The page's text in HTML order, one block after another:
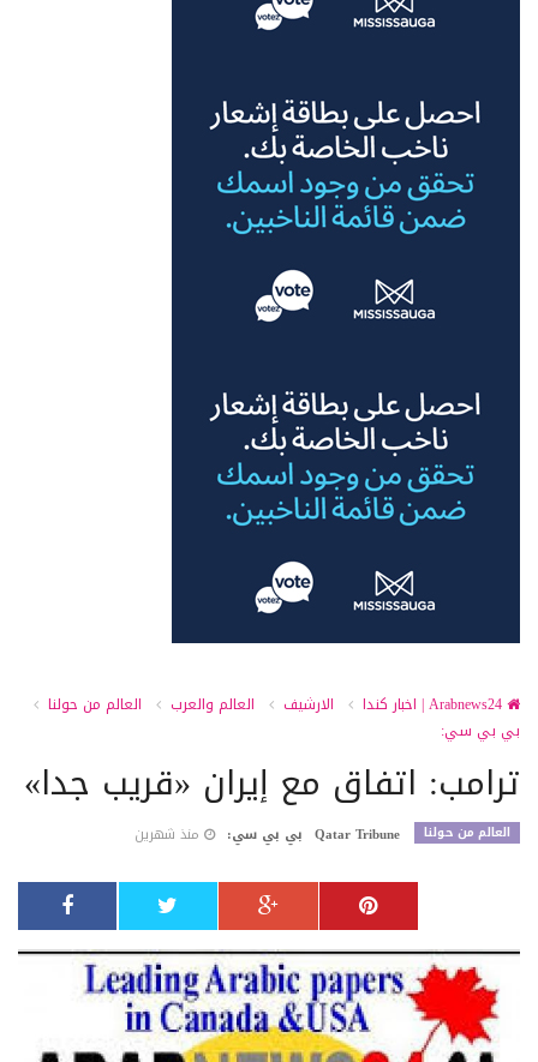
الارشيف العالم والعرب
العالم من حولنا
بي بي سي:
ترامب: اتفاق مع إيران «قريب جدا»
العالم من حولنا Qatar Tribune بي بي سي: منذ شهرين